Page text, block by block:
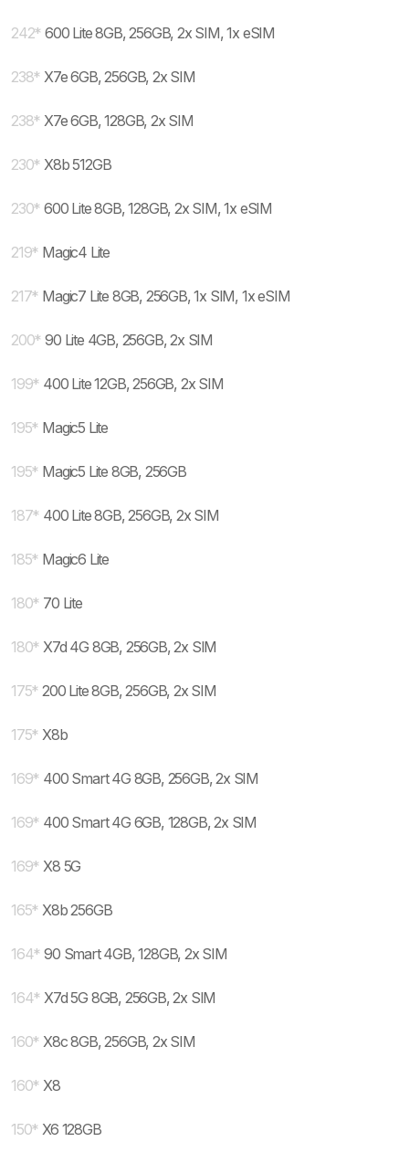
242* 600 Lite 8GB, 256GB, 2x SIM, 1x eSIM
238* X7e 6GB, 256GB, 2x SIM
238* X7e 6GB, 128GB, 2x SIM
230* X8b 512GB
230* 600 Lite 8GB, 128GB, 2x SIM, 1x eSIM
219* Magic4 Lite
217* Magic7 Lite 8GB, 256GB, 1x SIM, 1x eSIM
200* 90 Lite 4GB, 256GB, 2x SIM
199* 400 Lite 12GB, 256GB, 2x SIM
195* Magic5 Lite
195* Magic5 Lite 8GB, 256GB
187* 400 Lite 8GB, 256GB, 2x SIM
185* Magic6 Lite
180* 70 Lite
180* X7d 4G 8GB, 256GB, 2x SIM
175* 200 Lite 8GB, 256GB, 2x SIM
175* X8b
169* 400 Smart 4G 8GB, 256GB, 2x SIM
169* 400 Smart 4G 6GB, 128GB, 2x SIM
169* X8 5G
165* X8b 256GB
164* 90 Smart 4GB, 128GB, 2x SIM
164* X7d 5G 8GB, 256GB, 2x SIM
160* X8c 8GB, 256GB, 2x SIM
160* X8
150* X6 128GB